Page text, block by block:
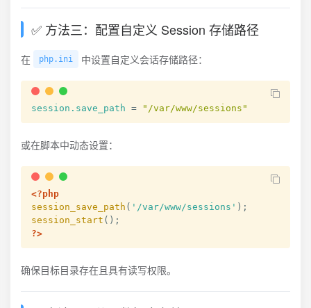
✅ 方法三：配置自定义 Session 存储路径
在 php.ini 中设置自定义会话存储路径：
session.save_path = " /var/www/sessions "
或在脚本中动态设置：
<?php
session_save_path ( '/var/www/sessions' ) ;
session_start ( ) ;
?>
确保目标目录存在且具有读写权限。